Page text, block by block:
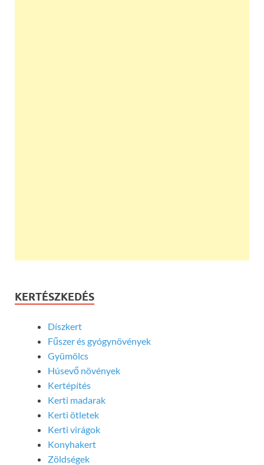
KERTÉSZKEDÉS
Díszkert
Fűszer és gyógynövények
Gyümölcs
Húsevő növények
Kertépítés
Kerti madarak
Kerti ötletek
Kerti virágok
Konyhakert
Zöldségek